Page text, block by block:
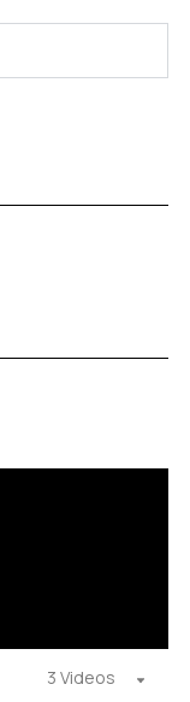
3 Videos